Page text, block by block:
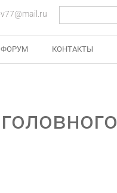
ФОРУМ КОНТАКТЫ